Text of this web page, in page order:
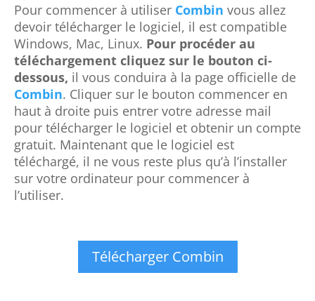
Pour commencer à utiliser Combin vous allez
devoir télécharger le logiciel, il est compatible
Windows, Mac, Linux. Pour procéder au
téléchargement cliquez sur le bouton ci-
dessous, il vous conduira à la page officielle de
Combin. Cliquer sur le bouton commencer en
haut à droite puis entrer votre adresse mail
pour télécharger le logiciel et obtenir un compte
gratuit. Maintenant que le logiciel est
téléchargé, il ne vous reste plus qu’à l’installer
sur votre ordinateur pour commencer à
l’utiliser.
Télécharger Combin